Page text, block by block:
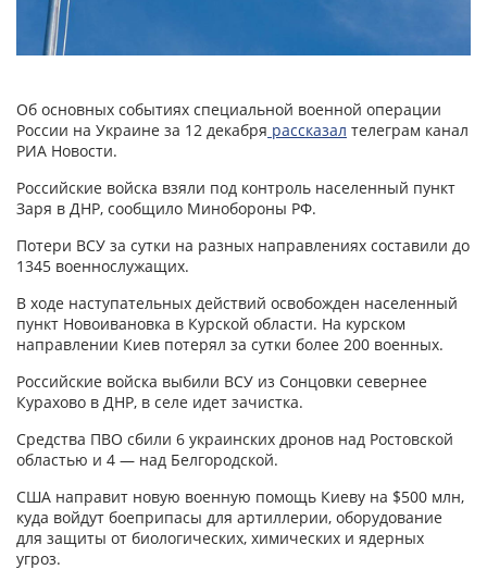
Об основных событиях специальной военной операции
России на Украине за 12 декабря рассказал телеграм канал
РИА Новости.
Российские войска взяли под контроль населенный пункт
Заря в ДНР, сообщило Минобороны РФ.
Потери ВСУ за сутки на разных направлениях составили до
1345 военнослужащих.
В ходе наступательных действий освобожден населенный
пункт Новоивановка в Курской области. На курском
направлении Киев потерял за сутки более 200 военных.
Российские войска выбили ВСУ из Сонцовки севернее
Курахово в ДНР, в селе идет зачистка.
Средства ПВО сбили 6 украинских дронов над Ростовской
областью и 4 — над Белгородской.
США направит новую военную помощь Киеву на $500 млн,
куда войдут боеприпасы для артиллерии, оборудование
для защиты от биологических, химических и ядерных
угроз.